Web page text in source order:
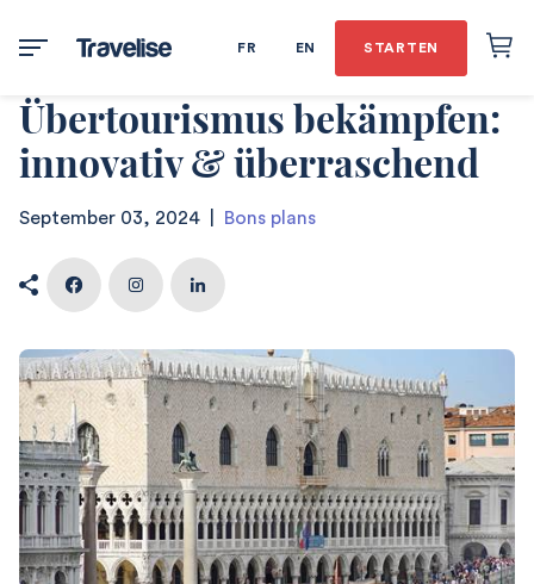
FR EN STARTEN
Übertourismus bekämpfen:
innovativ & überraschend
September 03, 2024 Bons plans